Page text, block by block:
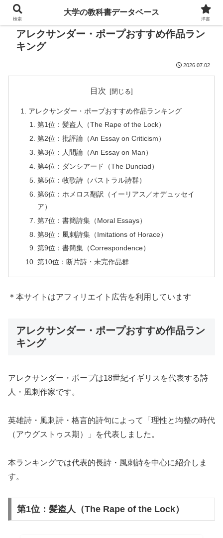
アレクサンダー・ポープおすすめ作品ラン
キング
2026.07.02
目次
アレクサンダー・ポープおすすめ作品ランキング
第1位：髪盗人（The Rape of the Lock）
第2位：批評論（An Essay on Criticism）
第3位：人間論（An Essay on Man）
第4位：ダンシアード（The Dunciad）
第5位：牧歌詩（パストラル詩群）
第6位：ホメロス翻訳（イーリアス／オデュッセイ
ア）
第7位：書簡詩集（Moral Essays）
第8位：風刺詩集（Imitations of Horace）
第9位：書簡集（Correspondence）
第10位：断片詩・未完作品群
＊本サイトはアフィリエイト広告を利用しています
アレクサンダー・ポープおすすめ作品ラン
キング
アレクサンダー・ポープは18世紀イギリスを代表する詩
人・風刺作家です。
英雄詩・風刺詩・格言的詩句によって「理性と均整の時代
（アウグストゥス期）」を代表しました。
本ランキングでは代表的長詩・風刺詩を中心に紹介しま
す。
第1位：髪盗人（The Rape of the Lock）
検索
大学の教科書データベース
洋書